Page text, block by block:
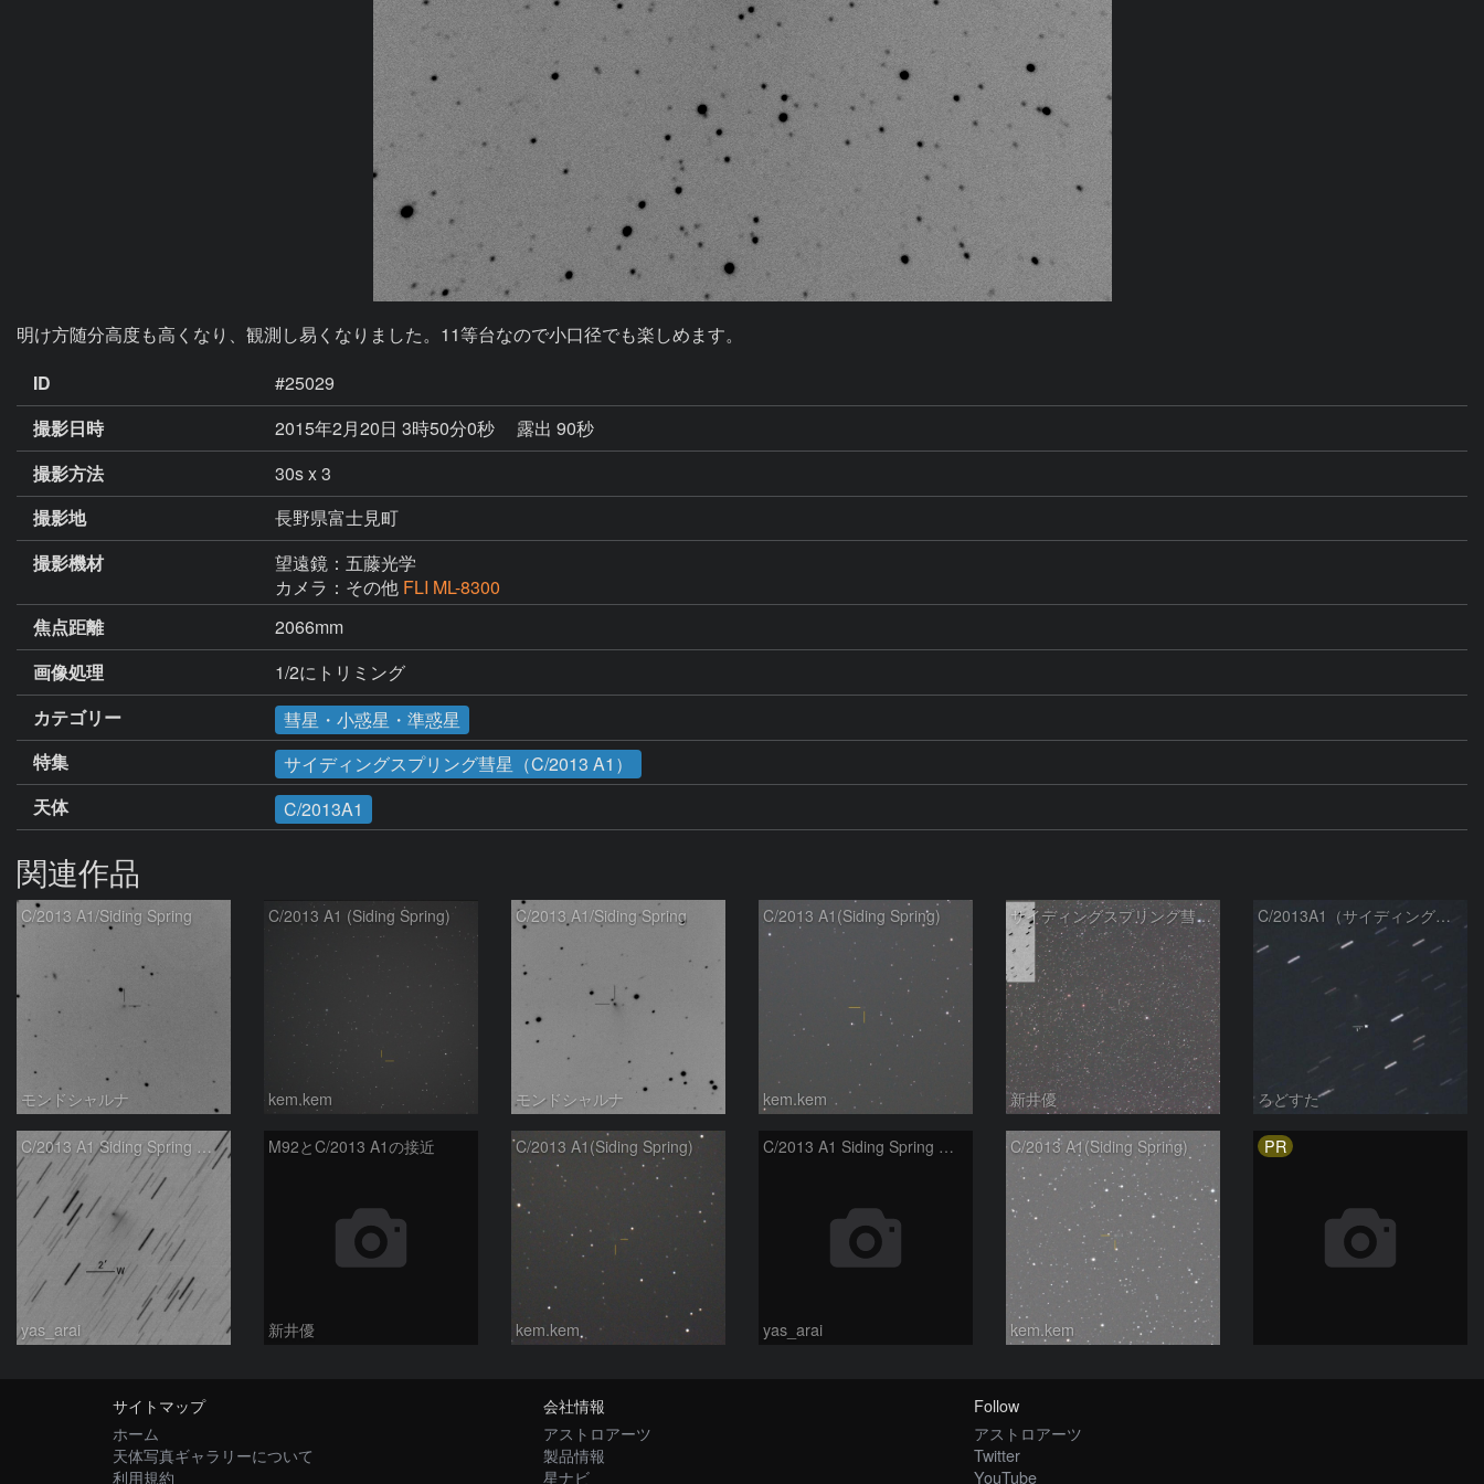
明け方随分高度も高くなり、観測し易くなりました。11等台なので小口径でも楽しめます。
ID
#25029
撮影日時
2015年2月20日 3時50分0秒
露出 90秒
撮影方法
30s x 3
撮影地
長野県富士見町
撮影機材
望遠鏡：五藤光学
カメラ：その他 FLI ML-8300
焦点距離
2066mm
画像処理
1/2にトリミング
カテゴリー
彗星・小惑星・準惑星
特集
サイディングスプリング彗星（C/2013 A1）
天体
C/2013A1
関連作品
C/2013 A1/Siding Spring
モンドシャルナ
C/2013 A1 (Siding Spring)
kem.kem
C/2013 A1/Siding Spring
モンドシャルナ
C/2013 A1(Siding Spring)
kem.kem
サイディングスプリング彗星（C/2013 A1）
新井優
C/2013A1（サイディングスプリング彗星）
ろどすた
C/2013 A1 Siding Spring 彗星
yas_arai
M92とC/2013 A1の接近
新井優
C/2013 A1(Siding Spring)
kem.kem
C/2013 A1 Siding Spring 彗星
yas_arai
C/2013 A1(Siding Spring)
kem.kem
PR
サイトマップ
ホーム
天体写真ギャラリーについて
利用規約
会社情報
アストロアーツ
製品情報
星ナビ
Follow
アストロアーツ
Twitter
YouTube